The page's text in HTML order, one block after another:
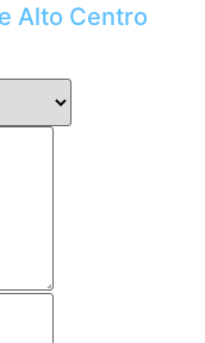
Alto Centro